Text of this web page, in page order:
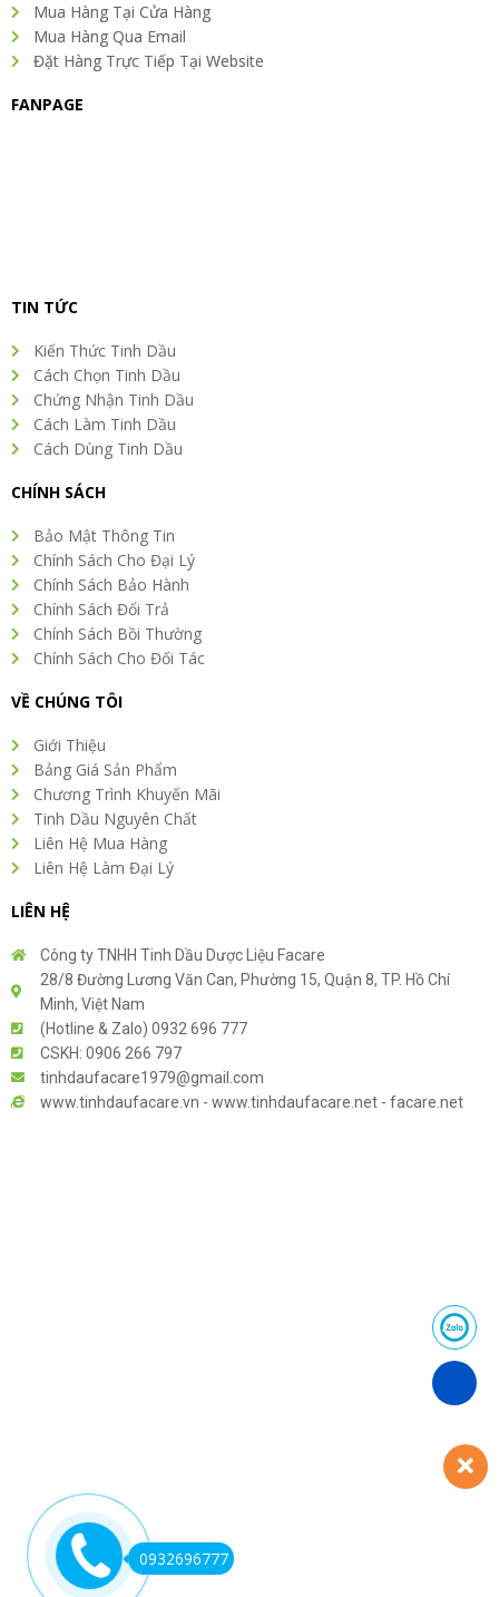
Mua Hàng Tại Cửa Hàng
Mua Hàng Qua Email
Đặt Hàng Trực Tiếp Tại Website
FANPAGE
TIN TỨC
Kiến Thức Tinh Dầu
Cách Chọn Tinh Dầu
Chứng Nhận Tinh Dầu
Cách Làm Tinh Dầu
Cách Dùng Tinh Dầu
CHÍNH SÁCH
Bảo Mật Thông Tin
Chính Sách Cho Đại Lý
Chính Sách Bảo Hành
Chính Sách Đổi Trả
Chính Sách Bồi Thường
Chính Sách Cho Đối Tác
VỀ CHÚNG TÔI
Giới Thiệu
Bảng Giá Sản Phẩm
Chương Trình Khuyến Mãi
Tinh Dầu Nguyên Chất
Liên Hệ Mua Hàng
Liên Hệ Làm Đại Lý
LIÊN HỆ
Công ty TNHH Tinh Dầu Dược Liệu Facare
28/8 Đường Lương Văn Can, Phường 15, Quận 8, TP. Hồ Chí
Minh, Việt Nam
(Hotline & Zalo) 0932 696 777
CSKH: 0906 266 797
tinhdaufacare1979@gmail.com
www.tinhdaufacare.vn - www.tinhdaufacare.net - facare.net
0932696777